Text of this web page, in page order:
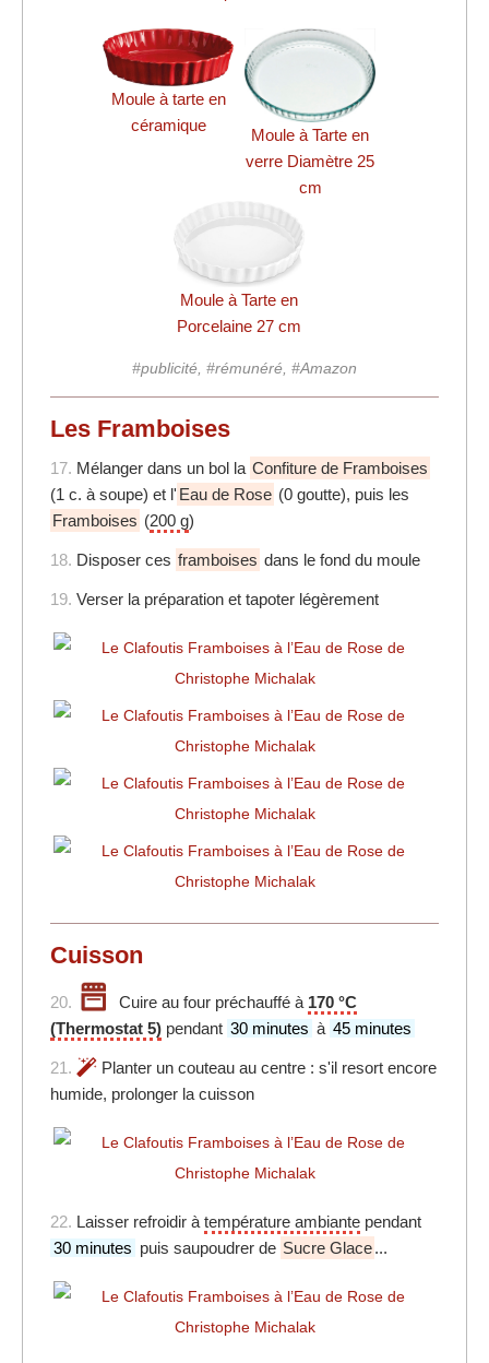
Moule à tarte en
céramique
Moule à Tarte en
verre Diamètre 25
cm
Moule à Tarte en
Porcelaine 27 cm
#publicité, #rémunéré, #Amazon
Les Framboises
17. Mélanger dans un bol la Confiture de Framboises
(1 c. à soupe) et l' Eau de Rose (0 goutte), puis les
Framboises (200 g)
18. Disposer ces framboises dans le fond du moule
19. Verser la préparation et tapoter légèrement
Cuisson
20. Cuire au four préchauffé à 170 °C
(Thermostat 5) pendant 30 minutes à 45 minutes
21.
Planter un couteau au centre : s'il resort encore
humide, prolonger la cuisson
22. Laisser refroidir à température ambiante pendant
30 minutes puis saupoudrer de Sucre Glace...